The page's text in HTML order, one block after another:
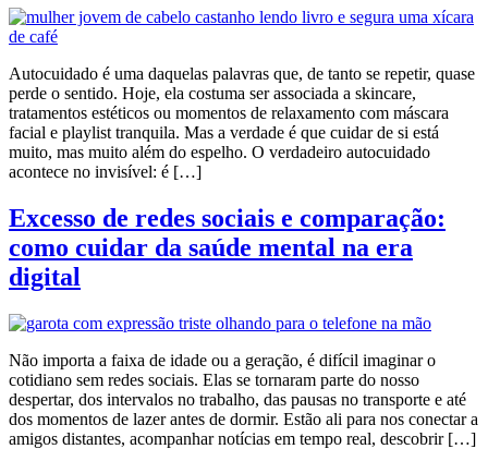
Autocuidado é uma daquelas palavras que, de tanto se repetir, quase
perde o sentido. Hoje, ela costuma ser associada a skincare,
tratamentos estéticos ou momentos de relaxamento com máscara
facial e playlist tranquila. Mas a verdade é que cuidar de si está
muito, mas muito além do espelho. O verdadeiro autocuidado
acontece no invisível: é […]
Excesso de redes sociais e comparação:
como cuidar da saúde mental na era
digital
Não importa a faixa de idade ou a geração, é difícil imaginar o
cotidiano sem redes sociais. Elas se tornaram parte do nosso
despertar, dos intervalos no trabalho, das pausas no transporte e até
dos momentos de lazer antes de dormir. Estão ali para nos conectar a
amigos distantes, acompanhar notícias em tempo real, descobrir […]